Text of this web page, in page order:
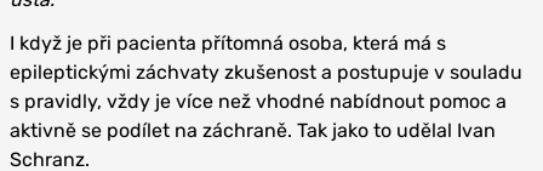
I když je při pacienta přítomná osoba, která má s
epileptickými záchvaty zkušenost a postupuje v souladu
s pravidly, vždy je více než vhodné nabídnout pomoc a
aktivně se podílet na záchraně. Tak jako to udělal Ivan
Schranz.